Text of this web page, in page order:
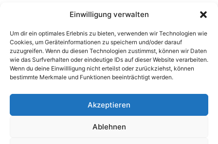
Einwilligung verwalten
Um dir ein optimales Erlebnis zu bieten, verwenden wir Technologien wie
Cookies, um Geräteinformationen zu speichern und/oder darauf
zuzugreifen. Wenn du diesen Technologien zustimmst, können wir Daten
wie das Surfverhalten oder eindeutige IDs auf dieser Website verarbeiten.
Wenn du deine Einwillligung nicht erteilst oder zurückziehst, können
bestimmte Merkmale und Funktionen beeinträchtigt werden.
Akzeptieren
Ablehnen
Dr. Birke Bull-Bischoff – Erziehungswissenschaftlerin |
Datenschutzerklärung
Cookie-Richtlinie (EU)